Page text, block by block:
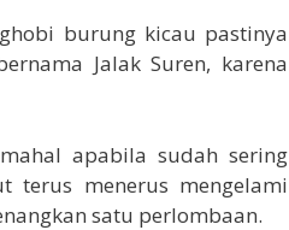
burung kicau pastinya
Jalak Suren, karena
apabila sudah sering
terus menerus mengelami
satu perlombaan.